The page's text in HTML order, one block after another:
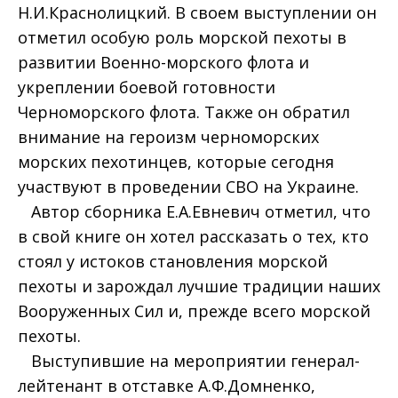
Н.И.Краснолицкий. В своем выступлении он
отметил особую роль морской пехоты в
развитии Военно-морского флота и
укреплении боевой готовности
Черноморского флота. Также он обратил
внимание на героизм черноморских
морских пехотинцев, которые сегодня
участвуют в проведении СВО на Украине.
Автор сборника Е.А.Евневич отметил, что
в свой книге он хотел рассказать о тех, кто
стоял у истоков становления морской
пехоты и зарождал лучшие традиции наших
Вооруженных Сил и, прежде всего морской
пехоты.
Выступившие на мероприятии генерал-
лейтенант в отставке А.Ф.Домненко,